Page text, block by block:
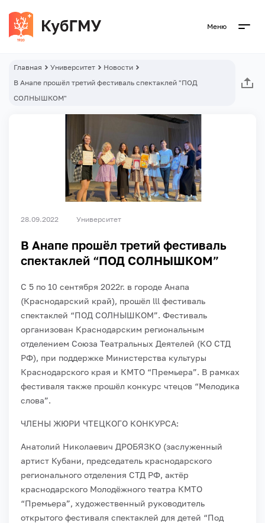
Меню
Главная Университет
Новости
В Анапе прошëл третий фестиваль спектаклей "ПОД
СОЛНЫШКОМ"
28.09.2022 Университет
В Анапе прошëл третий фестиваль
спектаклей “ПОД СОЛНЫШКОМ”
С 5 по 10 сентября 2022г. в городе Анапа
(Краснодарский край), прошëл lll фестиваль
спектаклей “ПОД СОЛНЫШКОМ”. Фестиваль
организован Краснодарским региональным
отделением Союза Театральных Деятелей (КО СТД
РФ), при поддержке Министерства культуры
Краснодарского края и КМТО “Премьера”. В рамках
фестиваля также прошëл конкурс чтецов “Мелодика
слова”.
ЧЛЕНЫ ЖЮРИ ЧТЕЦКОГО КОНКУРСА:
Анатолий Николаевич ДРОБЯЗКО (заслуженный
артист Кубани, председатель краснодарского
регионального отделения СТД РФ, актёр
краснодарского Молодёжного театра КМТО
“Премьера”, художественный руководитель
открытого фестиваля спектаклей для детей “Под